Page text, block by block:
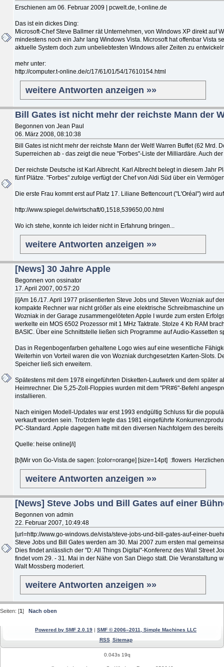
Erschienen am 06. Februar 2009 | pcwelt.de, t-online.de
Das ist ein dickes Ding:
Microsoft-Chef Steve Ballmer rät Unternehmen, von Windows XP direkt auf
mindestens noch ein Jahr lang Windows Vista. Microsoft hat offenbar Vista
aktuelle System doch zum unbeliebtesten Windows aller Zeiten zu
mehr unter:
http://computer.t-online.de/c/17/61/01/54/17610154.html
weitere Antworten anzeigen »»
Bill Gates ist nicht mehr der reichste Mann der
Begonnen von Jean Paul
06. März 2008, 08:10:38
Bill Gates ist nicht mehr der reichste Mann der Welt! Warren Buffet (62 Mrd.
Superreichen ab - das zeigt die neue "Forbes"-Liste der Milliardäre. Auch
Der reichste Deutsche ist Karl Albrecht. Karl Albrecht belegt in diesem Jahr
fünf Plätze. "Forbes" zufolge verfügt der Chef von Aldi Süd über ein
Die erste Frau kommt erst auf Platz 17. Liliane Bettencourt ("L'Oréal") wird
http://www.spiegel.de/wirtschaft/0,1518,539650,00.html
Wo ich stehe, konnte ich leider nicht in Erfahrung bringen...
weitere Antworten anzeigen »»
[News] 30 Jahre Apple
Begonnen von ossinator
17. April 2007, 00:57:20
[i]Am 16./17. April 1977 präsentierten Steve Jobs und Steven Wozniak auf
kompakte Rechner war nicht größer als eine elektrische Schreibmaschine
Wozniak in der Garage zusammengelöteten Apple I wurde zum ersten
werkelte ein MOS 6502 Prozessor mit 1 MHz Taktrate. Stolze 4 Kb RAM
BASIC. Über eine Schnittstelle ließen sich Programme auf Audio-
Das in Regenbogenfarben gehaltene Logo wies auf eine wesentliche
Weiterhin von Vorteil waren die von Wozniak durchgesetzten Karten-Slots.
Speicher ließ sich erweitern.
Spätestens mit dem 1978 eingeführten Disketten-Laufwerk und dem später
Heimrechner. Die 5,25-Zoll-Floppies wurden mit dem "PR#6"-Befehl
installieren.
Nach einigen Modell-Updates war erst 1993 endgültig Schluss für die
verkauft worden sein. Trotzdem legte das 1981 eingeführte
PC-Standard. Apple dagegen hatte mit den diversen Nachfolgern des
Quelle: heise online[/i]
[b]Wir von Go-Vista.de sagen: [color=orange] [size=14pt] :flowers
weitere Antworten anzeigen »»
[News] Steve Jobs und Bill Gates auf einer
Begonnen von admin
22. Februar 2007, 10:49:48
[url=http://www.go-windows.de/vista/steve-jobs-und-bill-gates-auf-einer-
Steve Jobs und Bill Gates werden am 30. Mai 2007 zum ersten mal
Dies findet anlässlich der "D: All Things Digital"-Konferenz des Wall Street
findet vom 29. - 31. Mai in der Nähe von San Diego statt. Die Veranstaltung
Walt Mossberg moderiert.
weitere Antworten anzeigen »»
Seiten: [1] Nach oben
Powered by SMF 2.0.19 | SMF © 2006–2011, Simple Machines LLC
RSS Sitemap
0.043s 19q